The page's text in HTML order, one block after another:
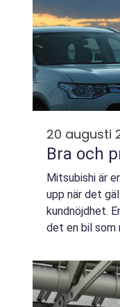
20 augusti
Bra och
Mitsubishi är
upp när det
kundnöjdhet.
det en bil som
dessutom en